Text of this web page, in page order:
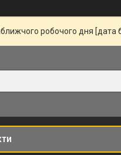
робочого дня [дата